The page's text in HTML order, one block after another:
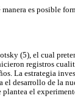
es posible
(5), el cual
registros
La estrategia
el desarrollo de la
plantea el